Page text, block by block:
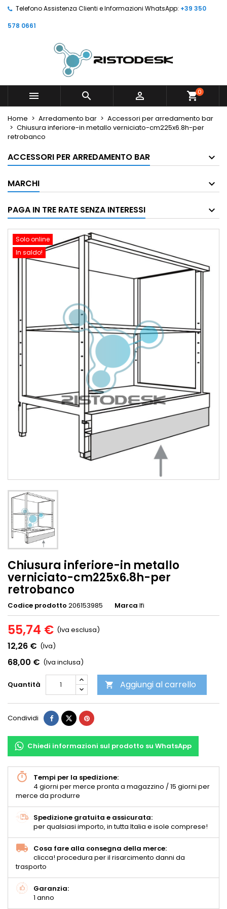
Telefono Assistenza Clienti e Informazioni WhatsApp: +39 350
578 0661
   shopping_cart0
Home Arredamento bar
Accessori per arredamento bar
Chiusura inferiore-in metallo verniciato-cm225x6.8h-per
retrobanco
ACCESSORI PER ARREDAMENTO BAR
MARCHI
PAGA IN TRE RATE SENZA INTERESSI
Solo online
In saldo!
Chiusura inferiore-in metallo
verniciato-cm225x6.8h-per
retrobanco
Codice prodotto 206153985 Marca Ifi
55,74 € (Iva esclusa)
12,26 € (Iva)
68,00 € (Iva inclusa)
Quantità  Aggiungi al carrello
Condividi
Chiedi informazioni sul prodotto su WhatsApp
Tempi per la spedizione:
4 giorni per merce pronta a magazzino / 15 giorni per
merce da produrre
Spedizione gratuita e assicurata:
per qualsiasi importo, in tutta Italia e isole comprese!
Cosa fare alla consegna della merce:
clicca! procedura per il risarcimento danni da
trasporto
Garanzia:
1 anno